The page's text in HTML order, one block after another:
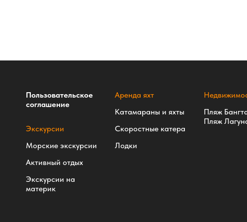
Пользовательское
соглашение
Экскурсии
Морские экскурсии
Активный отдых
Экскурсии на
материк
Аренда яхт
Катамараны и яхты
Скоростные катера
Лодки
Пляж
Пляж